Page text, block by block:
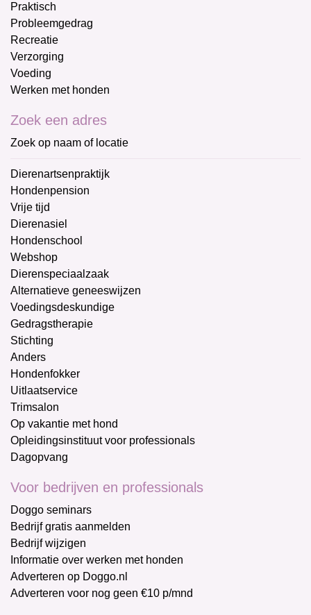
Praktisch
Probleemgedrag
Recreatie
Verzorging
Voeding
Werken met honden
Zoek een adres
Zoek op naam of locatie
Dierenartsenpraktijk
Hondenpension
Vrije tijd
Dierenasiel
Hondenschool
Webshop
Dierenspeciaalzaak
Alternatieve geneeswijzen
Voedingsdeskundige
Gedragstherapie
Stichting
Anders
Hondenfokker
Uitlaatservice
Trimsalon
Op vakantie met hond
Opleidingsinstituut voor professionals
Dagopvang
Voor bedrijven en professionals
Doggo seminars
Bedrijf gratis aanmelden
Bedrijf wijzigen
Informatie over werken met honden
Adverteren op Doggo.nl
Adverteren voor nog geen €10 p/mnd